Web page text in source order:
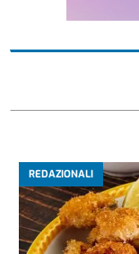
REDAZIONALI